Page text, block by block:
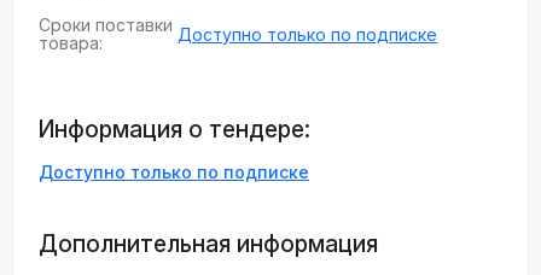
Сроки поставки
товара:
Доступно только по подписке
Информация о тендере:
Доступно только по подписке
Дополнительная информация